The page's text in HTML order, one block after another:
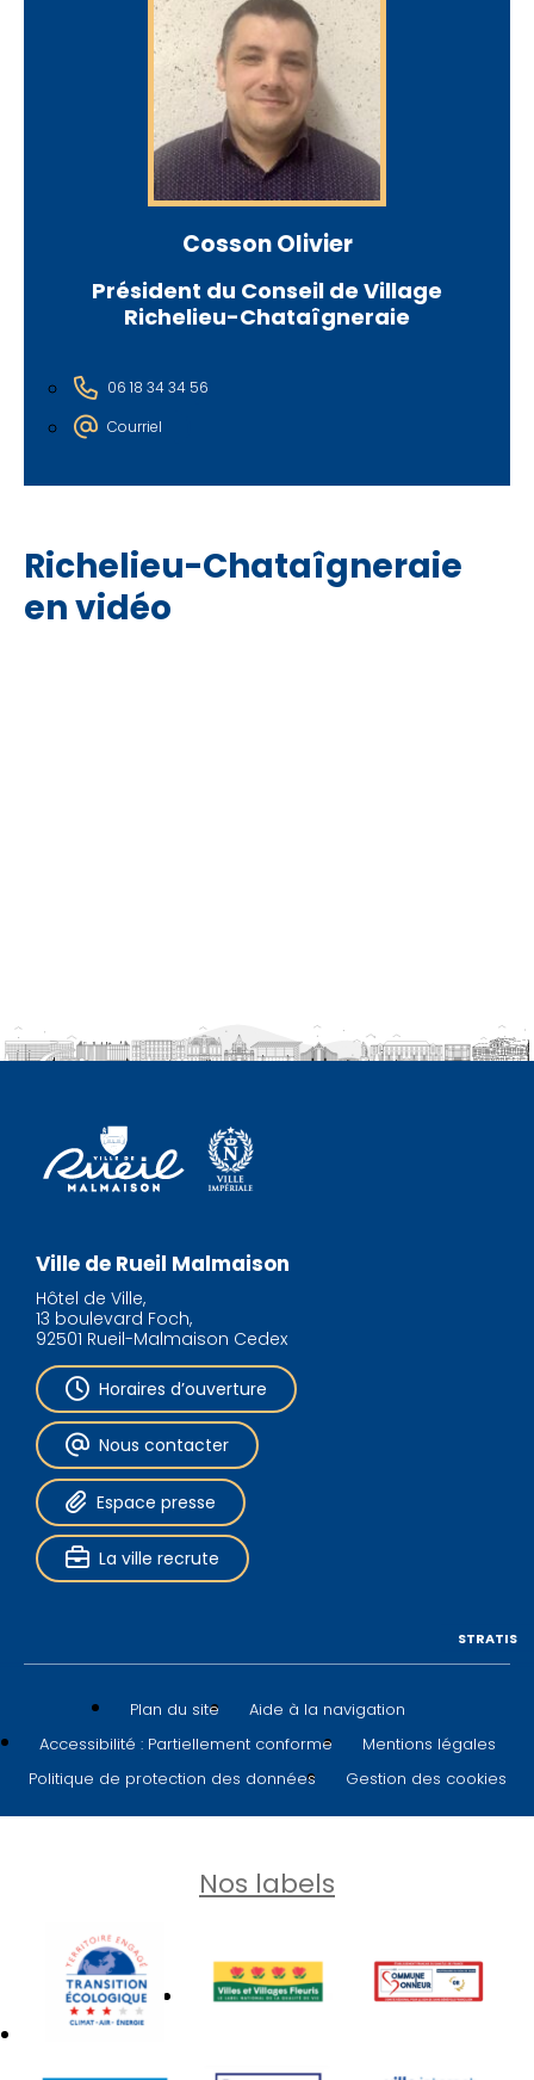
Cosson Olivier
Président du Conseil de Village
Richelieu-Chataîgneraie
06 18 34 34 56
Courriel
Richelieu-Chataîgneraie
en vidéo
Ville de Rueil Malmaison
Hôtel de Ville,
13 boulevard Foch,
92501 Rueil-Malmaison Cedex
Horaires d’ouverture
Nous contacter
Espace presse
La ville recrute
Plan du site
Aide à la navigation
Accessibilité : Partiellement conforme
Mentions légales
Politique de protection des données
Gestion des cookies
STRATIS
Nos labels